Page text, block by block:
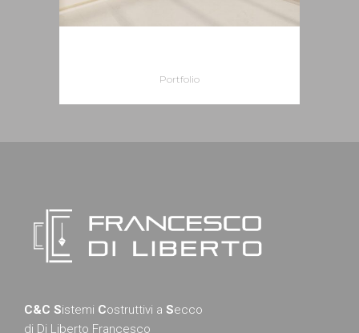
Portfolio
C&C Sistemi Costruttivi a Secco
di Di Liberto Francesco